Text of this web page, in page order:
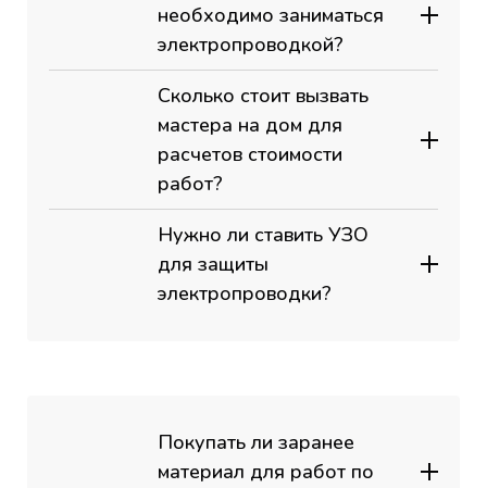
необходимо заниматься
электропроводкой?
Сколько стоит вызвать
мастера на дом для
расчетов стоимости
работ?
Нужно ли ставить УЗО
для защиты
электропроводки?
Покупать ли заранее
материал для работ по